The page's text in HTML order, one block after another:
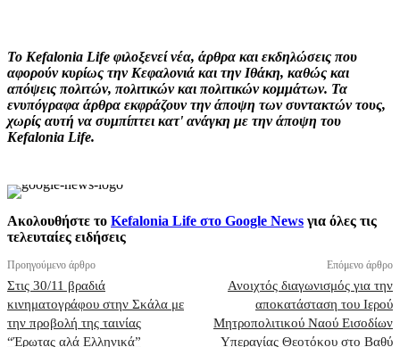
Το Kefalonia Life φιλοξενεί νέα, άρθρα και εκδηλώσεις που
αφορούν κυρίως την Κεφαλονιά και την Ιθάκη, καθώς και
απόψεις πολιτών, πολιτικών και πολιτικών κομμάτων. Τα
ενυπόγραφα άρθρα εκφράζουν την άποψη των συντακτών τους,
χωρίς αυτή να συμπίπτει κατ' ανάγκη με την άποψη του
Kefalonia Life.
Ακολουθήστε το Kefalonia Life στο Google News για όλες τις
τελευταίες ειδήσεις
Προηγούμενο άρθρο
Στις 30/11 βραδιά
κινηματογράφου στην Σκάλα με
την προβολή της ταινίας
“Έρωτας αλά Ελληνικά”
Επόμενο άρθρο
Ανοιχτός διαγωνισμός για την
αποκατάσταση του Ιερού
Μητροπολιτικού Ναού Εισοδίων
Υπεραγίας Θεοτόκου στο Βαθύ